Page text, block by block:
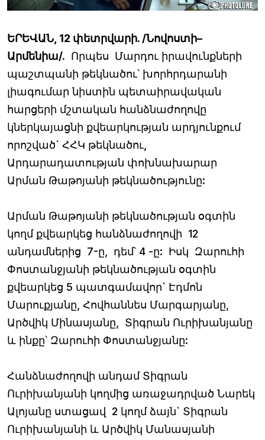
ԵՐԵՎԱՆ, 12 փետրվարի. /Նովոստի–
Արմենիա/. Որպես Մարդու իրավունքների
պաշտպանի թեկնածու՝ խորհրդարանի
լիագումար նիստին պետաիրավական
հարցերի մշտական հանձնաժողովը
կներկայացնի քվեարկության արդյունքում
որոշված` ՀՀԿ թեկնածու,
Արդարադատության փոխնախարար
Արման Թաթոյանի թեկնածությունը:
Արման Թաթոյանի թեկնածության օգտին
կողմ քվեարկեց հանձնաժողովի 12
անդամներից 7-ը, դեմ՝ 4 -ը: Իսկ Զարուհի
Փոստանջյանի թեկնածության օգտին
քվեարկեց 5 պատգամավոր` Էդմոն
Մարուքյանը, Հովհաննես Մարգարյանը,
Արծվիկ Մինասյանը, Տիգրան Ուրիխանյանը
և ինքը՝ Զարուհի Փոստանջյանը:
Հանձնաժողովի անդամ Տիգրան
Ուրիխանյանի կողմից առաջադրված Նարեկ
Ալոյանը ստացավ 2 կողմ ձայն` Տիգրան
Ուրիխանյանի և Արծվիկ Մանասյանի